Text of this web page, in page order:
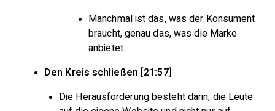
Manchmal ist das, was der Konsument
braucht, genau das, was die Marke
anbietet.
Den Kreis schließen [21:57]
Die Herausforderung besteht darin, die Leute